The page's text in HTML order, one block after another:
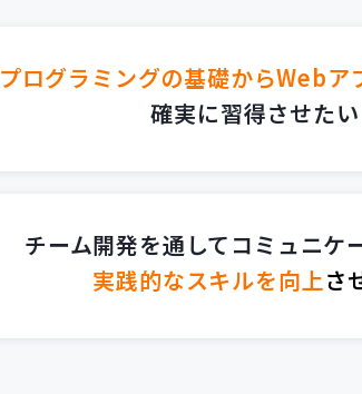
プログラミングの基礎からWebア
確実に習得させたい
チーム開発を通してコミュニケ
実践的なスキルを向上さ